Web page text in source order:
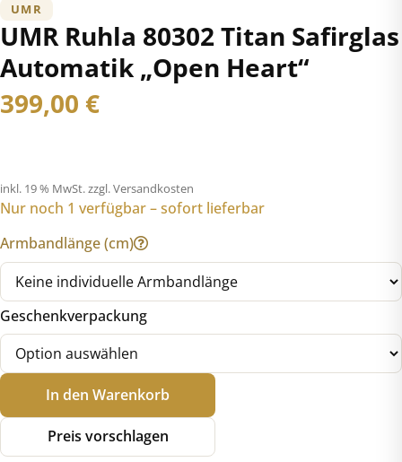
UMR
UMR Ruhla 80302 Titan Safirglas
Automatik „Open Heart“
399,00 €
inkl. 19 % MwSt.zzgl. Versandkosten
Nur noch 1 verfügbar – sofort lieferbar
Armbandlänge (cm)
Geschenkverpackung
UMR
80302
Titan
In den Warenkorb
Preis vorschlagen